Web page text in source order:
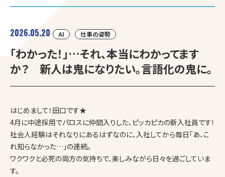
2026.05.20 AI 仕事の姿勢
「わかった！」…それ、本当にわかってます
か？ 新人は鬼になりたい。言語化の鬼に。
はじめまして！田口です★
4月に中途採用でパロスに仲間入りした、ピッカピカの新入社員です！
社会人経験はそれなりにあるはずなのに、入社してから毎日「あ、こ
れ知らなかった…」の連続。
ワクワクと必死の両方の気持ちで、楽しみながら日々を過ごしていま
す。